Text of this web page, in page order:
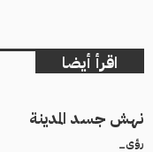
اقرأ أيضا
نهش جسد المدينة
رؤى_